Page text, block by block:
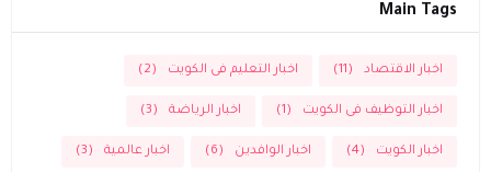
Main Tags
اخبار الاقتصاد (11) اخبار التعليم فى الكويت (2)
اخبار التوظيف فى الكويت (1) اخبار الرياضة (3)
اخبار الكويت (4) اخبار الوافدين (6) اخبار عالمية (3)